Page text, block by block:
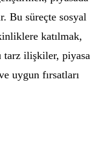
Bu süreçte sosyal
katılmak,
tarz ilişkiler, piyasa
uygun fırsatları